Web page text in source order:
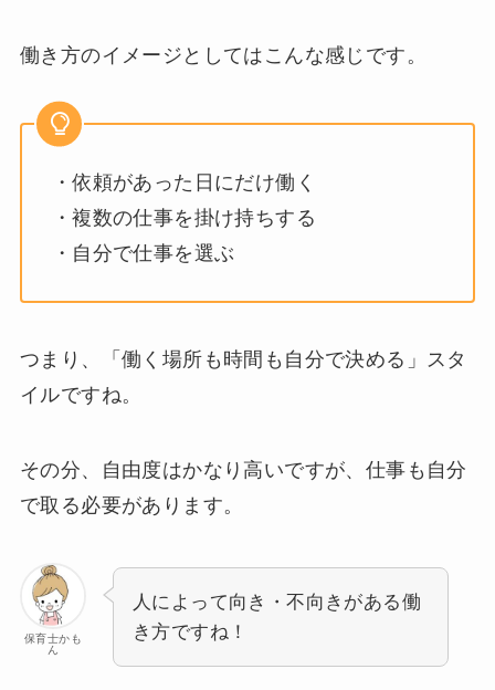
働き方のイメージとしてはこんな感じです。
・依頼があった日にだけ働く
・複数の仕事を掛け持ちする
・自分で仕事を選ぶ
つまり、「働く場所も時間も自分で決める」スタ
イルですね。
その分、自由度はかなり高いですが、仕事も自分
で取る必要があります。
保育士かも
ん
人によって向き・不向きがある働
き方ですね！